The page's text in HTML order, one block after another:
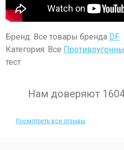
Бренд: Все товары бренда DF
Категория: Все
тест
Нам доверяют
Посмотреть все отзывы